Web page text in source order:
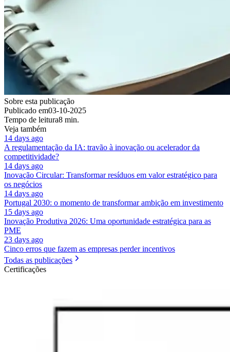
Sobre esta publicação
Publicado em03-10-2025
Tempo de leitura8 min.
Veja também
14 days ago
A regulamentação da IA: travão à inovação ou acelerador da
competitividade?
14 days ago
Inovação Circular: Transformar resíduos em valor estratégico para
os negócios
14 days ago
Portugal 2030: o momento de transformar ambição em investimento
15 days ago
Inovação Produtiva 2026: Uma oportunidade estratégica para as
PME
23 days ago
Cinco erros que fazem as empresas perder incentivos
Todas as publicações
Certificações